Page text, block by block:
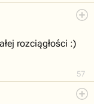
57
rozciągłości :)